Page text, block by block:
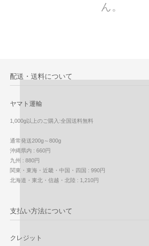
ん。
配送・送料について
ヤマト運輸
1,000g以上のご購入:全国送料無料
通常発送200g～800g
沖縄県内 : 660円
九州 : 880円
関東・東海・近畿・中国・四国 : 990円
北海道・東北・信越・北陸 : 1,210円
支払い方法について
クレジット